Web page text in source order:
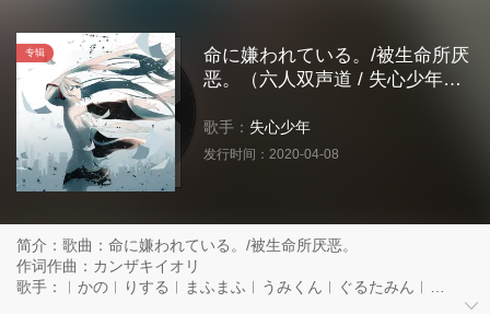
专辑
命に嫌われている。/被生命所厌
恶。（六人双声道 / 失心少年
歌手： 失心少年
发行时间： 2020-04-08
简介：歌曲：命に嫌われている。/被生命所厌恶。
作词作曲：カンザキイオリ
歌手：︱かの︱りする︱まふまふ︱うみくん︱ぐるたみん︱